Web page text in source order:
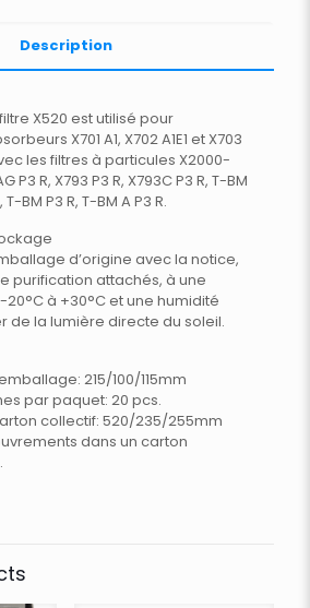
Description
X520 est utilisé pour
X701 A1, X702 A1E1 et X703
les filtres à particules X2000-
P3 R, X793 P3 R, X793C P3 R, T-BM
T-BM P3 R, T-BM A P3 R.
d’origine avec la notice,
purification attachés, à une
à +30°C et une humidité
de la lumière directe du soleil.
215/100/115mm
par paquet: 20 pcs.
collectif: 520/235/255mm
dans un carton